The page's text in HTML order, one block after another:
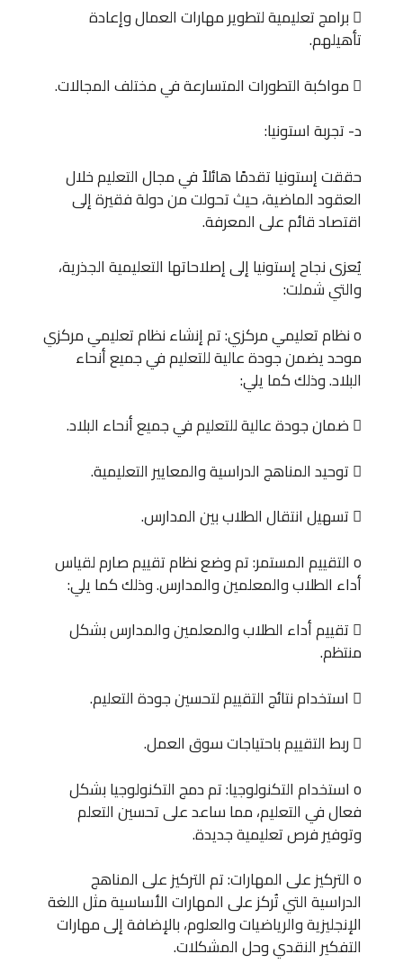
 برامج تعليمية لتطوير مهارات العمال وإعادة
تأهيلهم.
 مواكبة التطورات المتسارعة في مختلف المجالات.
د- تجربة استونيا:
حققت إستونيا تقدمًا هائلاً في مجال التعليم خلال
العقود الماضية، حيث تحولت من دولة فقيرة إلى
اقتصاد قائم على المعرفة.
يُعزى نجاح إستونيا إلى إصلاحاتها التعليمية الجذرية،
والتي شملت:
o نظام تعليمي مركزي: تم إنشاء نظام تعليمي مركزي
موحد يضمن جودة عالية للتعليم في جميع أنحاء
البلاد. وذلك كما يلي:
 ضمان جودة عالية للتعليم في جميع أنحاء البلاد.
 توحيد المناهج الدراسية والمعايير التعليمية.
 تسهيل انتقال الطلاب بين المدارس.
o التقييم المستمر: تم وضع نظام تقييم صارم لقياس
أداء الطلاب والمعلمين والمدارس. وذلك كما يلي:
 تقييم أداء الطلاب والمعلمين والمدارس بشكل
منتظم.
 استخدام نتائج التقييم لتحسين جودة التعليم.
 ربط التقييم باحتياجات سوق العمل.
o استخدام التكنولوجيا: تم دمج التكنولوجيا بشكل
فعال في التعليم، مما ساعد على تحسين التعلم
وتوفير فرص تعليمية جديدة.
o التركيز على المهارات: تم التركيز على المناهج
الدراسية التي تُركز على المهارات الأساسية مثل اللغة
الإنجليزية والرياضيات والعلوم، بالإضافة إلى مهارات
التفكير النقدي وحل المشكلات.